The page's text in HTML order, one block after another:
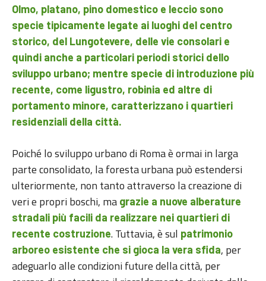
Olmo, platano, pino domestico e leccio sono
specie tipicamente legate ai luoghi del centro
storico, del Lungotevere, delle vie consolari e
quindi anche a particolari periodi storici dello
sviluppo urbano; mentre specie di introduzione più
recente, come ligustro, robinia ed altre di
portamento minore, caratterizzano i quartieri
residenziali della città.
Poiché lo sviluppo urbano di Roma è ormai in larga
parte consolidato, la foresta urbana può estendersi
ulteriormente, non tanto attraverso la creazione di
veri e propri boschi, ma grazie a nuove alberature
stradali più facili da realizzare nei quartieri di
recente costruzione. Tuttavia, è sul patrimonio
arboreo esistente che si gioca la vera sfida, per
adeguarlo alle condizioni future della città, per